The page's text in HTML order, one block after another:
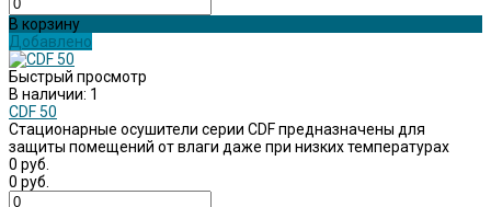
В корзину
Добавлено
Быстрый просмотр
В наличии: 1
CDF 50
Стационарные осушители серии CDF предназначены для
защиты помещений от влаги даже при низких температурах
0 руб.
0 руб.